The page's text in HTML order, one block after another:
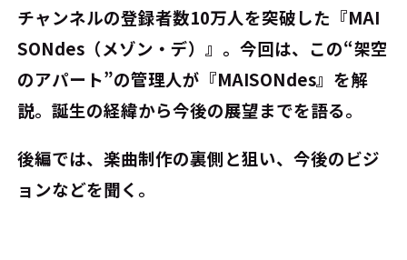
チャンネルの登録者数10万人を突破した『MAI
SONdes（メゾン・デ）』。今回は、この“架空
のアパート”の管理人が『MAISONdes』を解
説。誕生の経緯から今後の展望までを語る。
後編では、楽曲制作の裏側と狙い、今後のビジ
ョンなどを聞く。